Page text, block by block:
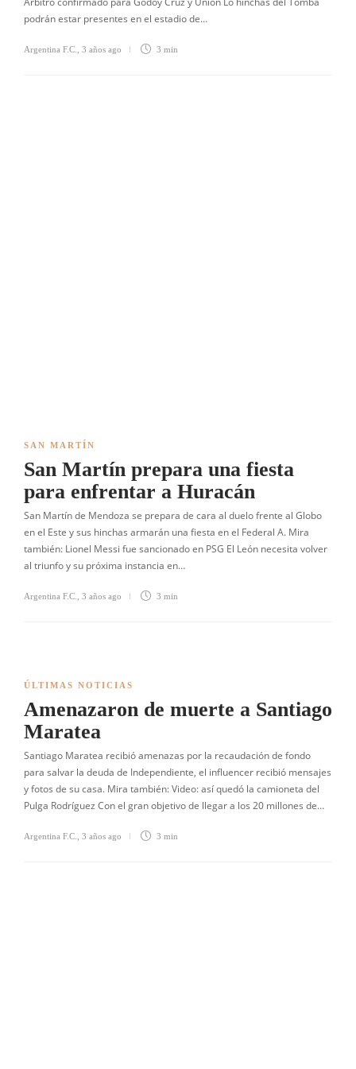
podrán estar presentes en el estadio de…
Argentina F.C. 3 años ago 3 min
SAN MARTÍN
San Martín prepara una fiesta
para enfrentar a Huracán
San Martín de Mendoza se prepara de cara al duelo frente al Globo
en el Este y sus hinchas armarán una fiesta en el Federal A. Mira
también: Lionel Messi fue sancionado en PSG El León necesita volver
al triunfo y su próxima instancia en…
Argentina F.C. 3 años ago 3 min
ÚLTIMAS NOTICIAS
Amenazaron de muerte a Santiago
Maratea
Santiago Maratea recibió amenazas por la recaudación de fondo
para salvar la deuda de Independiente, el influencer recibió mensajes
y fotos de su casa. Mira también: Video: así quedó la camioneta del
Pulga Rodríguez Con el gran objetivo de llegar a los 20 millones de…
Argentina F.C. 3 años ago 3 min